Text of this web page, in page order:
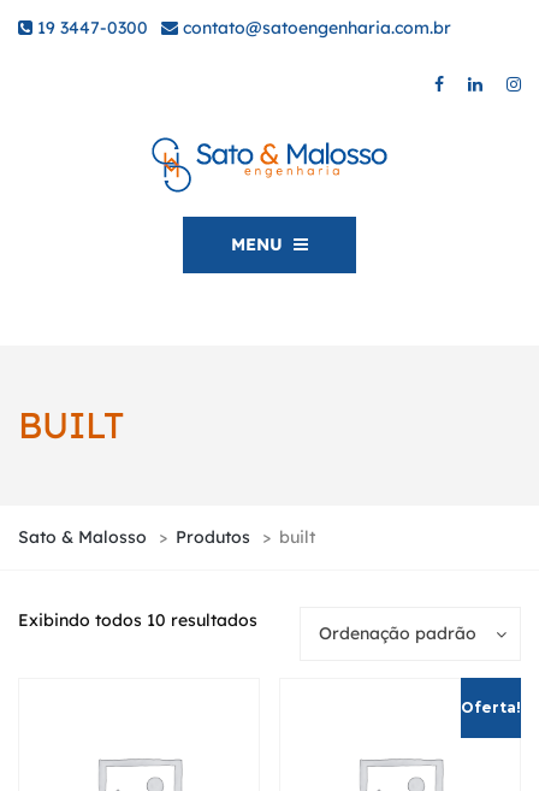
19 3447-0300 contato@satoengenharia.com.br
MENU
BUILT
Sato & Malosso > Produtos > built
Exibindo todos 10 resultados
Ordenação padrão
Oferta!